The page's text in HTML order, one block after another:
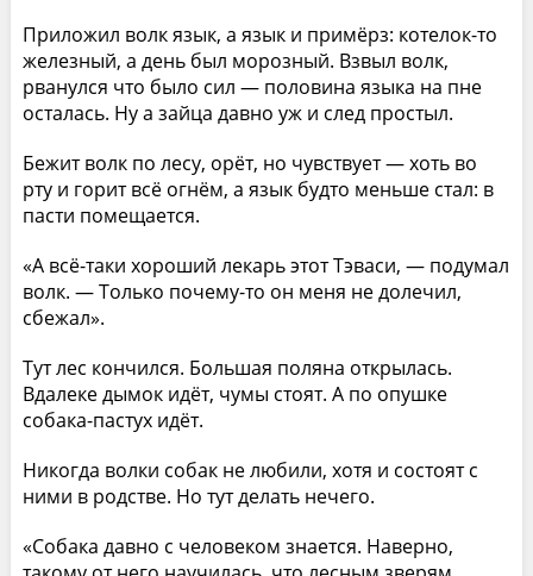
Приложил волк язык, а язык и примёрз: котелок-то
железный, а день был морозный. Взвыл волк,
рванулся что было сил — половина языка на пне
осталась. Ну а зайца давно уж и след простыл.
Бежит волк по лесу, орёт, но чувствует — хоть во
рту и горит всё огнём, а язык будто меньше стал: в
пасти помещается.
«А всё-таки хороший лекарь этот Тэваси, — подумал
волк. — Только почему-то он меня не долечил,
сбежал».
Тут лес кончился. Большая поляна открылась.
Вдалеке дымок идёт, чумы стоят. А по опушке
собака-пастух идёт.
Никогда волки собак не любили, хотя и состоят с
ними в родстве. Но тут делать нечего.
«Собака давно с человеком знается. Наверно,